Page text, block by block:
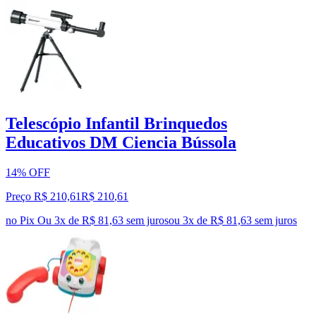
Telescópio Infantil Brinquedos
Educativos DM Ciencia Bússola
14% OFF
Preço R$ 210,61R$ 210,61
no Pix Ou 3x de R$ 81,63 sem jurosou 3x de R$ 81,63 sem juros